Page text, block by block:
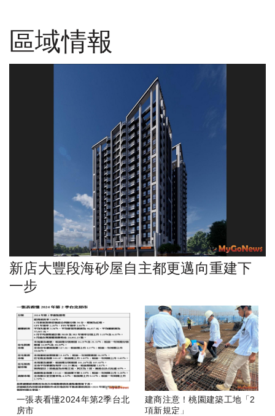
區域情報
新店大豐段海砂屋自主都更邁向重建下
一步
一張表看懂2024年第2季台北
房市
建商注意！桃園建築工地「2
項新規定」